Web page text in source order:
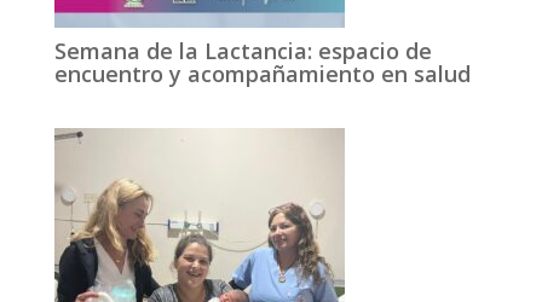
Semana de la Lactancia: espacio de
encuentro y acompañamiento en salud